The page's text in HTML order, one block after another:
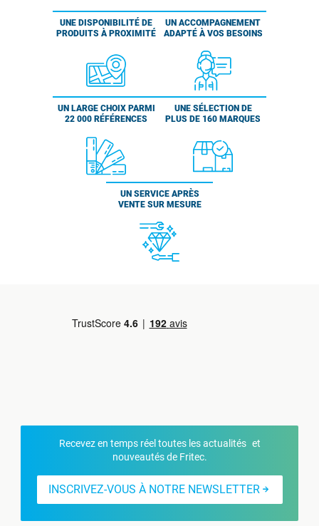
UNE DISPONIBILITÉ DE
PRODUITS À PROXIMITÉ
UN ACCOMPAGNEMENT
ADAPTÉ À VOS BESOINS
UN LARGE CHOIX PARMI
22 000 RÉFÉRENCES
UNE SÉLECTION DE
PLUS DE 160 MARQUES
UN SERVICE APRÈS
VENTE SUR MESURE
Recevez en temps réel toutes les actualités et
nouveautés de Fritec.
INSCRIVEZ-VOUS À NOTRE NEWSLETTER